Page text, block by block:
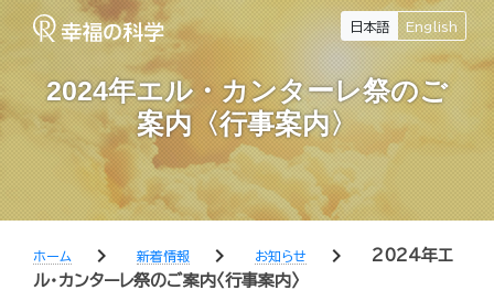
日本語 English
2024年エル・カンターレ祭のご
案内〈行事案内〉
ホーム chevron_right 新着情報 chevron_right お知らせ chevron_right
2024年エ
ル・カンターレ祭のご案内〈行事案内〉